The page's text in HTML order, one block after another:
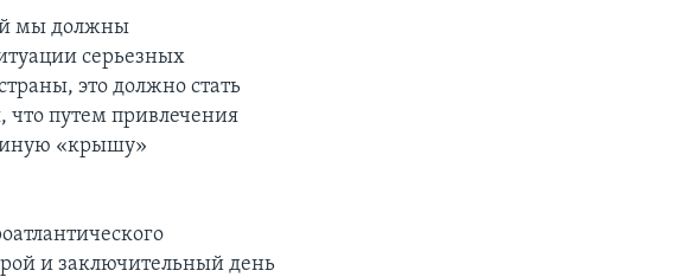
мы должны
серьезных
это должно стать
путем привлечения
«крышу»
и заключительный день